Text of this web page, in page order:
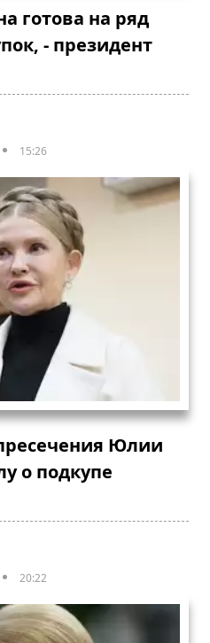
готова на ряд
- президент
15:26
Юлии
о подкупе
20:22